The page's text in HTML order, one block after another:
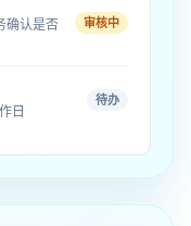
确认是否
审核中
日
待办